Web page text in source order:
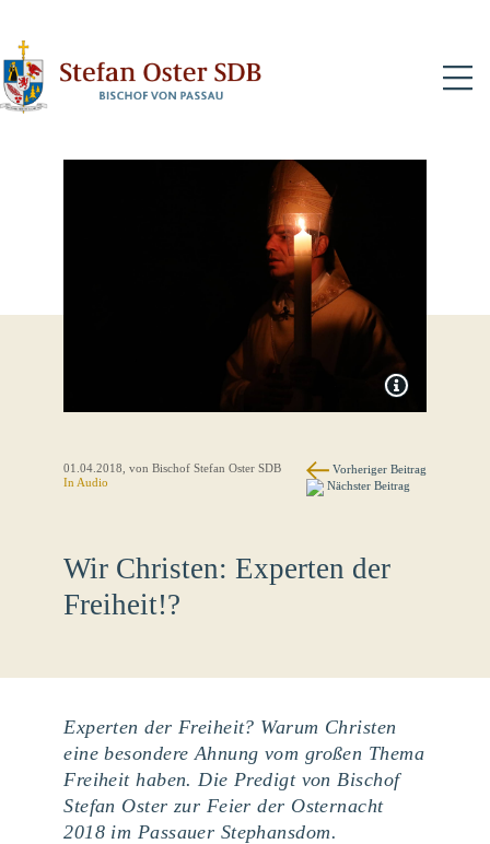
01.04.2018 , von Bischof Stefan Oster SDB
In Audio
Vorheriger Beitrag
Nächster Beitrag
Wir Christen: Experten der
Freiheit!?
Experten der Freiheit? Warum Christen
eine besondere Ahnung vom großen Thema
Freiheit haben. Die Predigt von Bischof
Stefan Oster zur Feier der Osternacht
2018 im Passauer Stephansdom.